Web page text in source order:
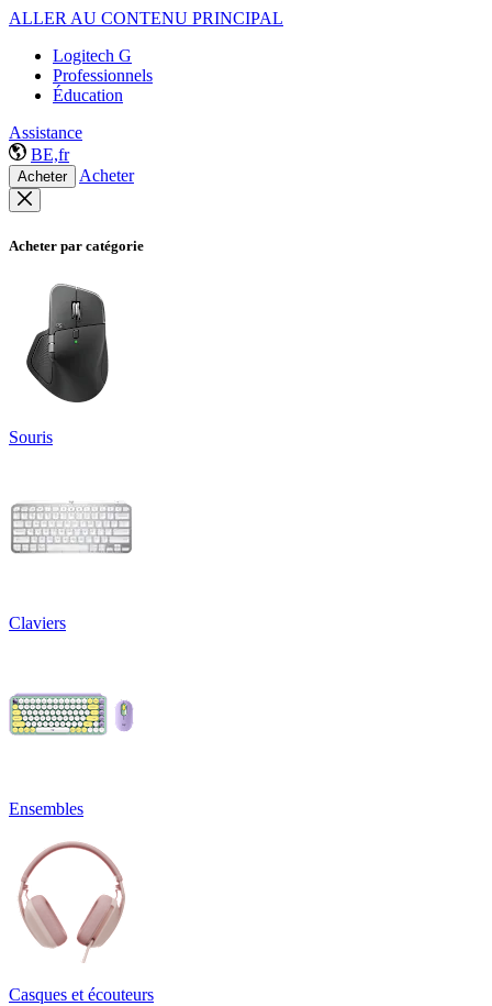
ALLER AU CONTENU PRINCIPAL
Logitech G
Professionnels
Éducation
Assistance
BE,fr
Acheter Acheter
Acheter par catégorie
Souris
Claviers
Ensembles
Casques et écouteurs